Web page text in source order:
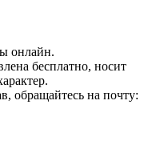
онлайн.
бесплатно, носит
обращайтесь на почту: